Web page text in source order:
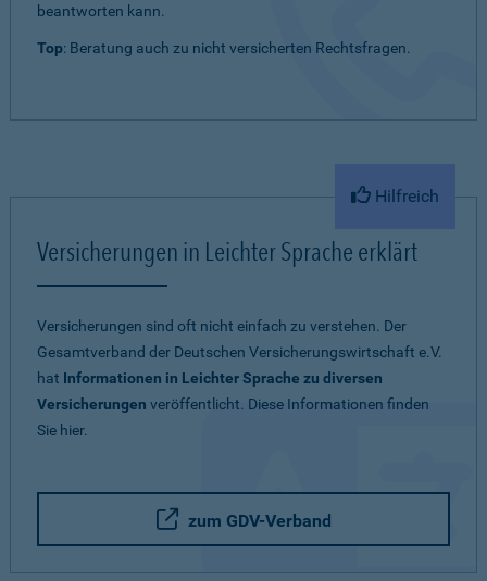
beantworten kann.
Top: Beratung auch zu nicht versicherten Rechtsfragen.
Hilfreich
Versicherungen in Leichter Sprache erklärt
Versicherungen sind oft nicht einfach zu verstehen. Der
Gesamtverband der Deutschen Versicherungswirtschaft e.V.
hat Informationen in Leichter Sprache zu diversen
Versicherungen veröffentlicht. Diese Informationen finden
Sie hier.
zum GDV-Verband